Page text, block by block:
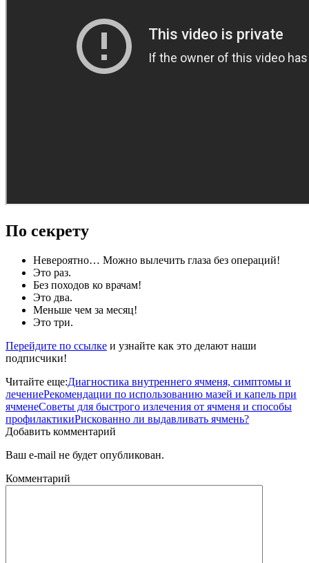
По секрету
Невероятно… Можно вылечить глаза без операций!
Это раз.
Без походов ко врачам!
Это два.
Меньше чем за месяц!
Это три.
Перейдите по ссылке и узнайте как это делают наши
подписчики!
Читайте еще:Диагностика внутреннего ячменя, симптомы и
лечениеРекомендации по использованию мазей и капель при
ячменеСоветы для быстрого излечения от ячменя и способы
профилактикиРискованно ли выдавливать ячмень?
Добавить комментарий
Ваш e-mail не будет опубликован.
Комментарий